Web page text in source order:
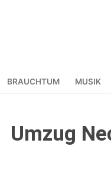
BRAUCHTUM MUSIK
Umzug